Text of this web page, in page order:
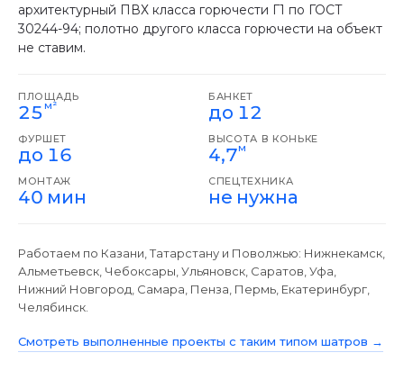
архитектурный ПВХ класса горючести Г1 по ГОСТ
30244-94; полотно другого класса горючести на объект
не ставим.
ПЛОЩАДЬ
25м²
БАНКЕТ
до 12
ФУРШЕТ
до 16
ВЫСОТА В КОНЬКЕ
4,7м
МОНТАЖ
40 мин
СПЕЦТЕХНИКА
не нужна
Работаем по Казани, Татарстану и Поволжью: Нижнекамск,
Альметьевск, Чебоксары, Ульяновск, Саратов, Уфа,
Нижний Новгород, Самара, Пенза, Пермь, Екатеринбург,
Челябинск.
Смотреть выполненные проекты с таким типом шатров →